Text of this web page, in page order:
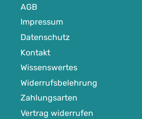
AGB
Impressum
Datenschutz
Kontakt
Wissenswertes
Widerrufsbelehrung
Zahlungsarten
Vertrag widerrufen